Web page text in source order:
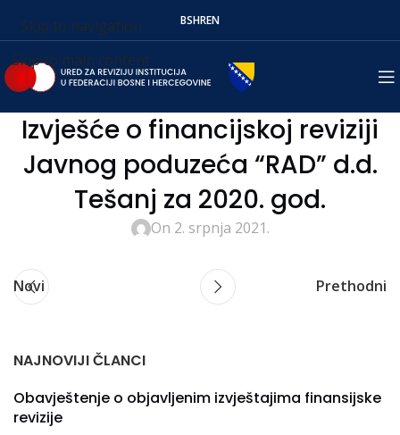
Skip to navigation
Skip to main content
BSHREN
Izvješće o financijskoj reviziji
Javnog poduzeća “RAD” d.d.
Tešanj za 2020. god.
On 2. srpnja 2021.
Novi Prethodni
NAJNOVIJI ČLANCI
Obavještenje o objavljenim izvještajima finansijske
revizije